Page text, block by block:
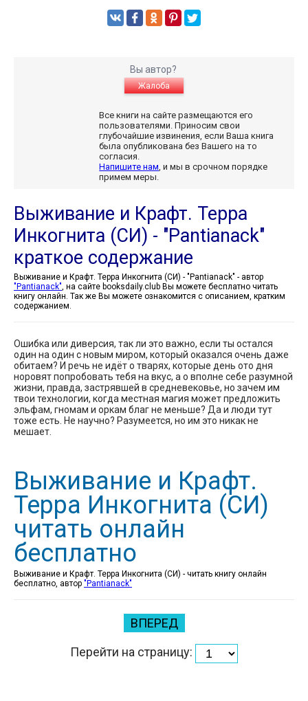
Вы автор?
Жалоба
Все книги на сайте размещаются его
пользователями. Приносим свои
глубочайшие извинения, если Ваша книга
была опубликована без Вашего на то
согласия.
Напишите нам , и мы в срочном порядке
примем меры.
Выживание и Крафт. Терра
Инкогнита (СИ) - "Pantianack"
краткое содержание
Выживание и Крафт. Терра Инкогнита (СИ) - "Pantianack" - автор
"Pantianack" , на сайте booksdaily.club Вы можете бесплатно читать
книгу онлайн. Так же Вы можете ознакомится с описанием, кратким
содержанием.
Ошибка или диверсия, так ли это важно, если ты остался
один на один с новым миром, который оказался очень даже
обитаем? И речь не идёт о тварях, которые день ото дня
норовят попробовать тебя на вкус, а о вполне себе разумной
жизни, правда, застрявшей в средневековье, но зачем им
твои технологии, когда местная магия может предложить
эльфам, гномам и оркам благ не меньше? Да и люди тут
тоже есть. Не научно? Разумеется, но им это никак не
мешает.
Выживание и Крафт.
Терра Инкогнита (СИ)
читать онлайн
бесплатно
Выживание и Крафт. Терра Инкогнита (СИ) - читать книгу онлайн
бесплатно, автор "Pantianack"
ВПЕРЕД
Перейти на страницу: